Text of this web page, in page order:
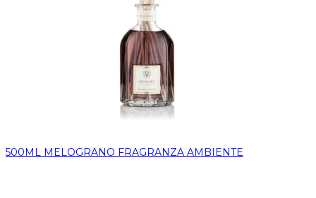
500ML MELOGRANO FRAGRANZA AMBIENTE